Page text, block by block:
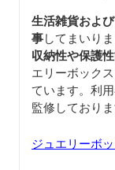
生活雑貨およ
事してまいりま
収納性や保護
エリーボック
ています。利
監修しておりま
ジュエリーボ